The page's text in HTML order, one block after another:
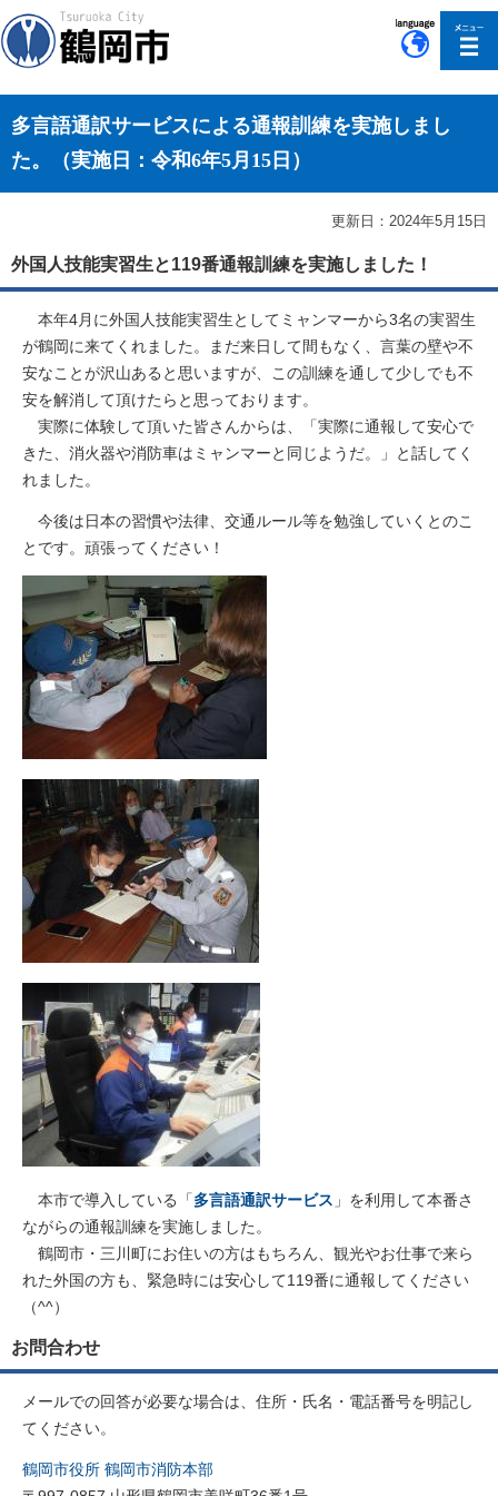
多言語通訳サービスによる通報訓練を実施しまし
た。（実施日：令和6年5月15日）
更新日：2024年5月15日
外国人技能実習生と119番通報訓練を実施しました！
本年4月に外国人技能実習生としてミャンマーから3名の実習生
が鶴岡に来てくれました。まだ来日して間もなく、言葉の壁や不
安なことが沢山あると思いますが、この訓練を通して少しでも不
安を解消して頂けたらと思っております。
実際に体験して頂いた皆さんからは、「実際に通報して安心で
きた、消火器や消防車はミャンマーと同じようだ。」と話してく
れました。
今後は日本の習慣や法律、交通ルール等を勉強していくとのこ
とです。頑張ってください！
本市で導入している「多言語通訳サービス 」を利用して本番さ
ながらの通報訓練を実施しました。
鶴岡市・三川町にお住いの方はもちろん、観光やお仕事で来ら
れた外国の方も、緊急時には安心して119番に通報してください
（^^）
お問合わせ
メールでの回答が必要な場合は、住所・氏名・電話番号を明記し
てください。
鶴岡市役所 鶴岡市消防本部